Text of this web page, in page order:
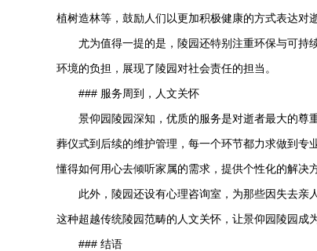
植树造林等，鼓励人们以更加积极健康的方式表达对
尤为值得一提的是，陵园还特别注重环保与可持
环境的负担，展现了陵园对社会责任的担当。
### 服务周到，人文关怀
景仰园陵园深知，优质的服务是对逝者最大的尊
葬仪式到后续的维护管理，每一个环节都力求做到专
懂得如何用心去倾听家属的需求，提供个性化的解决
此外，陵园还设有心理咨询室，为那些因失去亲
这种超越传统陵园范畴的人文关怀，让景仰园陵园成
### 结语